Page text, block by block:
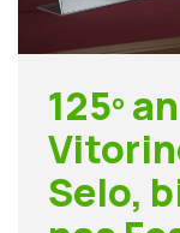
125º
Selo,